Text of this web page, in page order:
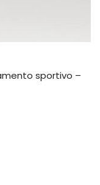
sportivo –